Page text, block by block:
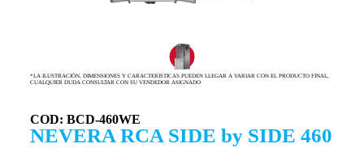
*LA ILUSTRACIÓN, DIMENSIONES Y CARACTERISTICAS PUEDEN LLEGAR A VARIAR CON EL PRODUCTO FINAL,
CUALQUIER DUDA CONSULTAR CON SU VENDEDOR ASIGNADO
COD: BCD-460WE
NEVERA RCA SIDE by SIDE 460